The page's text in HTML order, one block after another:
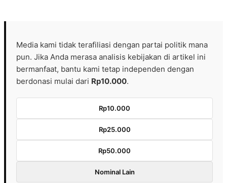
Media kami tidak terafiliasi dengan partai politik mana
pun. Jika Anda merasa analisis kebijakan di artikel ini
bermanfaat, bantu kami tetap independen dengan
berdonasi mulai dari Rp10.000.
Rp10.000
Rp25.000
Rp50.000
Nominal Lain